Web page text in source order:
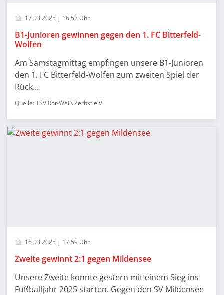
17.03.2025 | 16:52 Uhr
B1-Junioren gewinnen gegen den 1. FC Bitterfeld-
Wolfen
Am Samstagmittag empfingen unsere B1-Junioren
den 1. FC Bitterfeld-Wolfen zum zweiten Spiel der
Rück...
Quelle: TSV Rot-Weiß Zerbst e.V.
16.03.2025 | 17:59 Uhr
Zweite gewinnt 2:1 gegen Mildensee
Unsere Zweite konnte gestern mit einem Sieg ins
Fußballjahr 2025 starten. Gegen den SV Mildensee